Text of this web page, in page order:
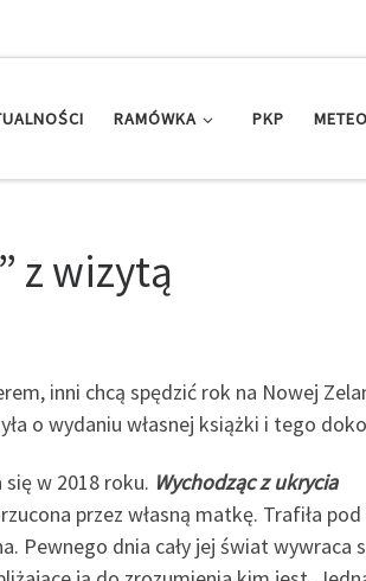
RAMÓWKA PKP
z wizytą
inni chcą spędzić rok na Nowej
o wydaniu własnej książki i tego
się w 2018 roku. Wychodząc z ukrycia
przez własną matkę. Trafiła pod
Pewnego dnia cały jej świat wywraca